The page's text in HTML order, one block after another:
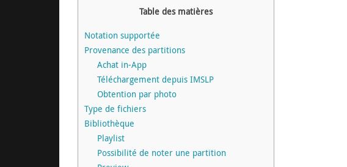
Table des matières
Notation supportée
Provenance des partitions
Achat in-App
Téléchargement depuis IMSLP
Obtention par photo
Type de fichiers
Bibliothèque
Playlist
Possibilité de noter une partition